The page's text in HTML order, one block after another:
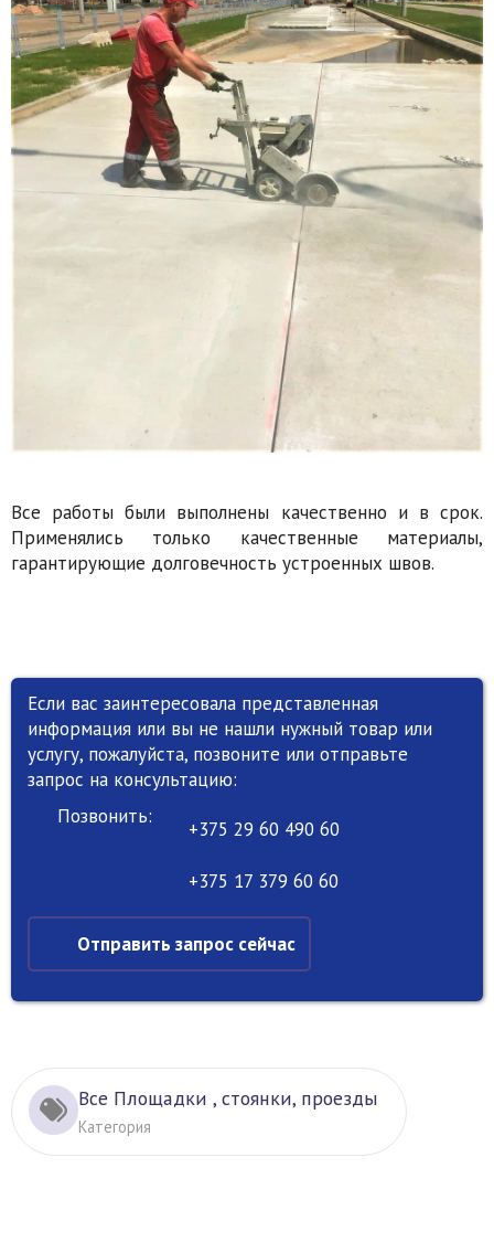
Все работы были выполнены качественно и в срок.
Применялись только качественные материалы,
гарантирующие долговечность устроенных швов.
Если вас заинтересовала представленная
информация или вы не нашли нужный товар или
услугу, пожалуйста, позвоните или отправьте
запрос на консультацию:
Позвонить:
+375 29 60 490 60
+375 17 379 60 60
Отправить запрос сейчас
Все Площадки , стоянки, проезды
Категория